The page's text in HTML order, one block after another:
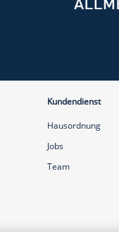
Kundendienst
Hausordnung
Jobs
Team